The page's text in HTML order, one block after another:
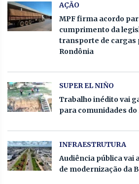
AÇÃO
MPF firma acordo
cumprimento da
transporte de cargas
Rondônia
SUPER EL NIÑO
Trabalho inédito vai
para comunidades
INFRAESTRUTURA
Audiência pública vai
de modernização da